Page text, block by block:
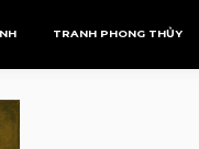
TRANH PHONG THỦY